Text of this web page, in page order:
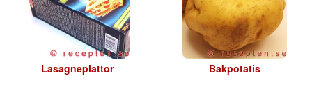
Lasagneplattor Bakpotatis